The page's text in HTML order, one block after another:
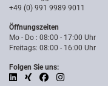
+49 (0) 991 9989 9011
Öffnungszeiten
Mo - Do : 08:00 - 17:00 Uhr
Freitags: 08:00 - 16:00 Uhr
Folgen Sie uns: